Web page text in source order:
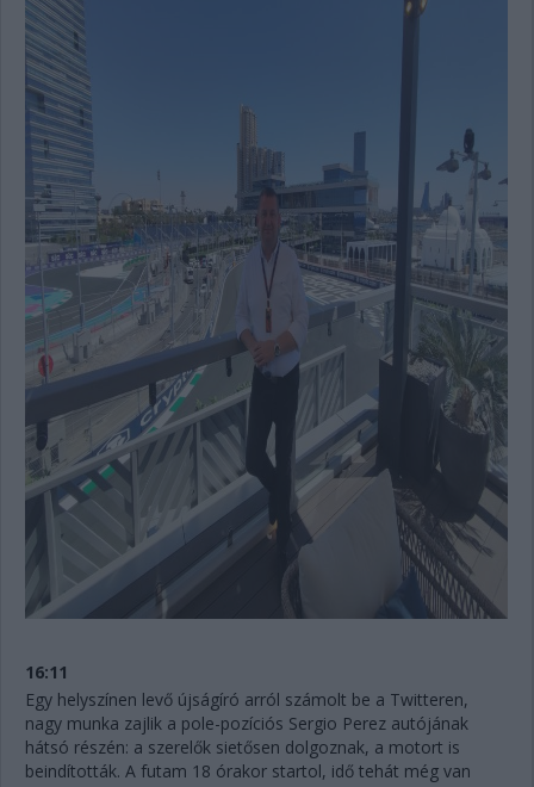
16:11
Egy helyszínen levő újságíró arról számolt be a Twitteren,
nagy munka zajlik a pole-pozíciós Sergio Perez autójának
hátsó részén: a szerelők sietősen dolgoznak, a motort is
beindították. A futam 18 órakor startol, idő tehát még van